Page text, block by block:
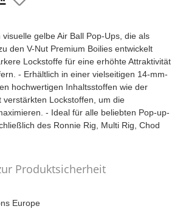
gelbe Air Ball Pop-Ups, die als
den V-Nut Premium Boilies entwickelt
Lockstoffe für eine erhöhte Attraktivität
- Erhältlich in einer vielseitigen 14-mm-
hochwertigen Inhaltsstoffen wie der
verstärkten Lockstoffen, um die
- Ideal für alle beliebten Pop-up-
des Ronnie Rig, Multi Rig, Chod
Produktsicherheit
Europe